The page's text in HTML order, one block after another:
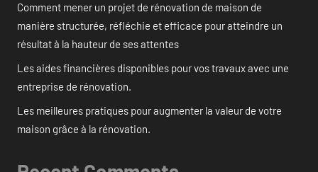
Comment mener un projet de rénovation de maison de
manière structurée, réfléchie et efficace pour atteindre un
résultat à la hauteur de ses attentes
Les aides financières disponibles pour vos travaux avec une
entreprise de rénovation.
Les meilleures pratiques pour augmenter la valeur de votre
maison grâce à la rénovation.